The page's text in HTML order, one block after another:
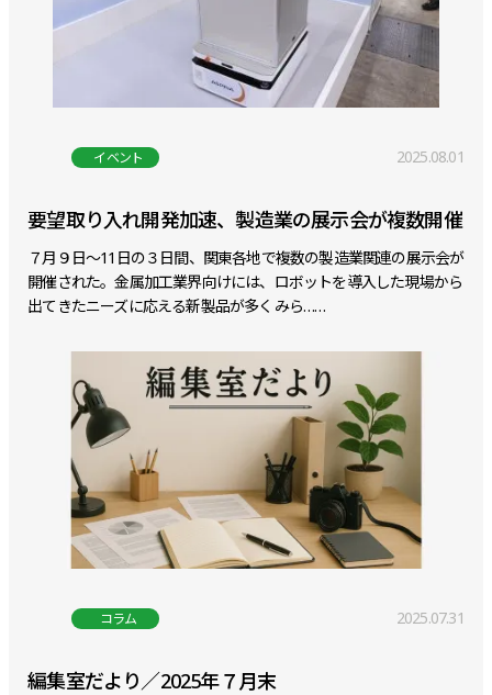
イベント 2025.08.01
要望取り入れ開発加速、製造業の展示会が複数開催
７月９日～11日の３日間、関東各地で複数の製造業関連の展示会が
開催された。金属加工業界向けには、ロボットを導入した現場から
出てきたニーズに応える新製品が多くみら……
コラム 2025.07.31
編集室だより／2025年７月末